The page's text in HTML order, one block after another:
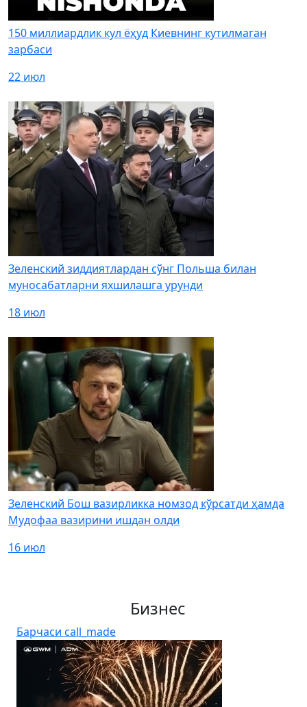
150 миллиардлик кул ёҳуд Киевнинг кутилмаган
зарбаси
22 июл
Зеленский зиддиятлардан сўнг Польша билан
муносабатларни яхшилашга урунди
18 июл
Зеленский Бош вазирликка номзод кўрсатди ҳамда
Мудофаа вазирини ишдан олди
16 июл
Бизнес
Барчаси call_made